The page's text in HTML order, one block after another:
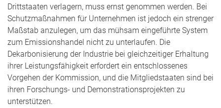
Drittstaaten verlagern, muss ernst genommen werden. Bei
Schutzmaßnahmen für Unternehmen ist jedoch ein strenger
Maßstab anzulegen, um das mühsam eingeführte System
zum Emissionshandel nicht zu unterlaufen. Die
Dekarbonisierung der Industrie bei gleichzeitiger Erhaltung
ihrer Leistungsfähigkeit erfordert ein entschlossenes
Vorgehen der Kommission, und die Mitgliedstaaten sind bei
ihren Forschungs- und Demonstrationsprojekten zu
unterstützen.